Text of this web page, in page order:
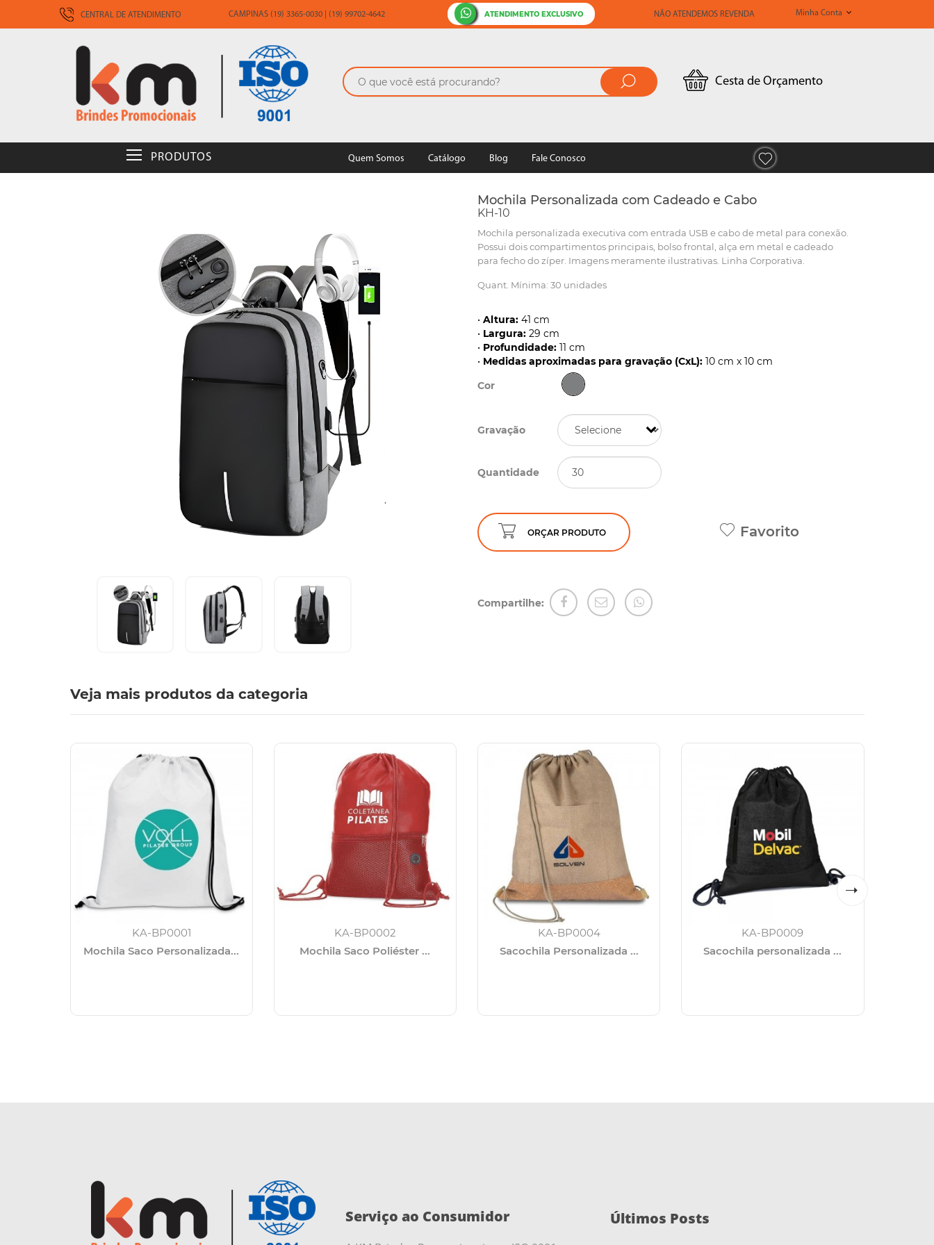
CENTRAL DE ATENDIMENTO CAMPINAS (19) 3365-0030 | (19) 99702-4642 ATENDIMENTO EXCLUSIVO NÃO ATENDEMOS REVENDA Minha Conta
Cesta de Orçamento
PRODUTOS Quem Somos Catálogo Blog Fale Conosco
Mochila Personalizada com Cadeado e Cabo
KH-10
Mochila personalizada executiva com entrada USB e cabo de metal para conexão.
Possui dois compartimentos principais, bolso frontal, alça em metal e cadeado
para fecho do zíper. Imagens meramente ilustrativas. Linha Corporativa.
Quant. Mínima: 30 unidades
• Altura: 41 cm
• Largura: 29 cm
• Profundidade: 11 cm
• Medidas aproximadas para gravação (CxL): 10 cm x 10 cm
Cor
Gravação
Quantidade
ORÇAR PRODUTO Favorito
Compartilhe:
Veja mais produtos da categoria
KA-BP0001
Mochila Saco Personalizada...
KA-BP0002
Mochila Saco Poliéster ...
KA-BP0004
Sacochila Personalizada ...
KA-BP0009
Sacochila personalizada ...
Serviço ao Consumidor Últimos Posts